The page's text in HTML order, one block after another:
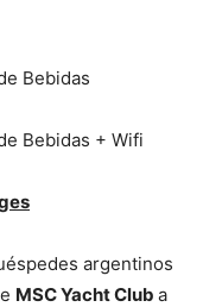
Bebidas
Bebidas + Wifi
argentinos
MSC Yacht Club a